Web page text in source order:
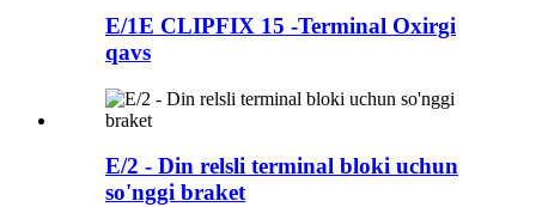
E/1E CLIPFIX 15 -Terminal Oxirgi
qavs
E/2 - Din relsli terminal bloki uchun
so'nggi braket